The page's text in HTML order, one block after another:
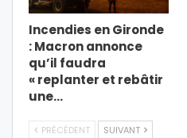
Incendies en Gironde
: Macron annonce
qu’il faudra
« replanter et rebâtir
une…
PRÉCÉDENT SUIVANT